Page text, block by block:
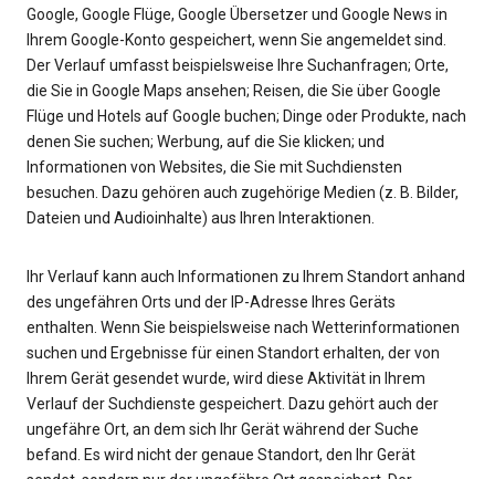
Google, Google Flüge, Google Übersetzer und Google News in
Ihrem Google-Konto gespeichert, wenn Sie angemeldet sind.
Der Verlauf umfasst beispielsweise Ihre Suchanfragen; Orte,
die Sie in Google Maps ansehen; Reisen, die Sie über Google
Flüge und Hotels auf Google buchen; Dinge oder Produkte, nach
denen Sie suchen; Werbung, auf die Sie klicken; und
Informationen von Websites, die Sie mit Suchdiensten
besuchen. Dazu gehören auch zugehörige Medien (z. B. Bilder,
Dateien und Audioinhalte) aus Ihren Interaktionen.
Ihr Verlauf kann auch Informationen zu Ihrem Standort anhand
des ungefähren Orts und der IP-Adresse Ihres Geräts
enthalten. Wenn Sie beispielsweise nach Wetterinformationen
suchen und Ergebnisse für einen Standort erhalten, der von
Ihrem Gerät gesendet wurde, wird diese Aktivität in Ihrem
Verlauf der Suchdienste gespeichert. Dazu gehört auch der
ungefähre Ort, an dem sich Ihr Gerät während der Suche
befand. Es wird nicht der genaue Standort, den Ihr Gerät